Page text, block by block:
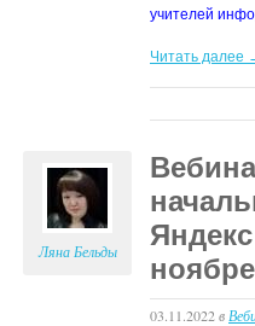
учителей
Читать далее
Ляна Бельды
ноябре
03.11.2022в